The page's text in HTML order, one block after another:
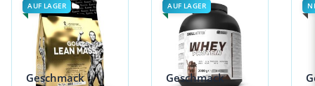
AUF LAGER
Geschmack
AUF LAGER
Geschmack